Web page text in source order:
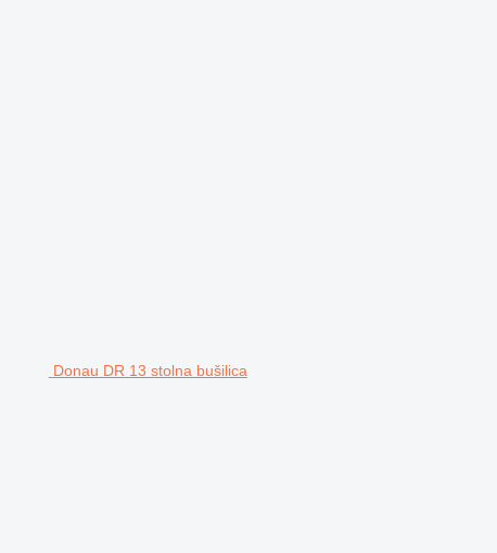
Donau DR 13 stolna bušilica